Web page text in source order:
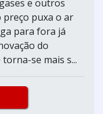
e outros
puxa o ar
para fora já
do
se mais s...